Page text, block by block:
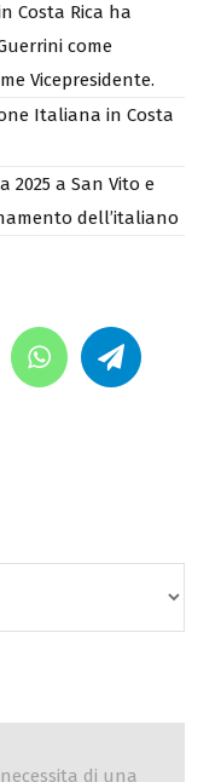
Costa Rica ha
come
Vicepresidente.
Italiana in Costa
2025 a San Vito e